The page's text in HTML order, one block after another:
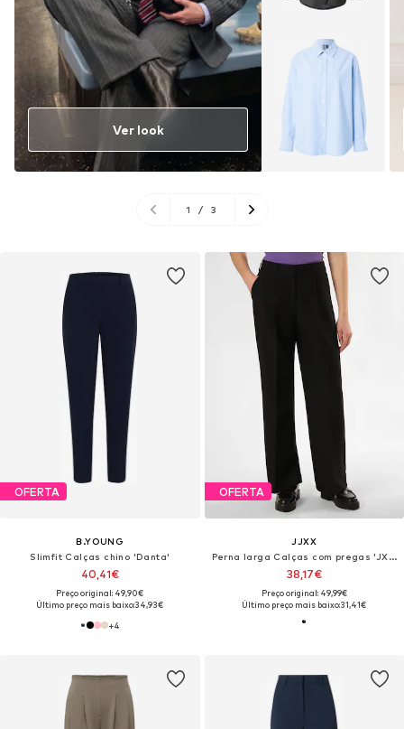
Ver look
1 / 3
OFERTA
B.YOUNG
Slimfit Calças chino 'Danta'
40,41€
Preço original: 49,90€
Último preço mais baixo:34,93€
+4
OFERTA
JJXX
Perna larga Calças com pregas 'JXEllis'
38,17€
Preço original: 49,99€
Último preço mais baixo:31,41€